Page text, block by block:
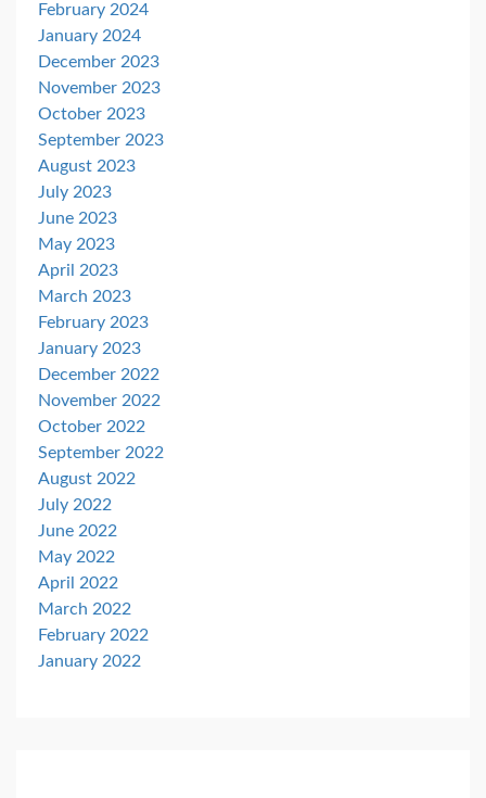
February 2024
January 2024
December 2023
November 2023
October 2023
September 2023
August 2023
July 2023
June 2023
May 2023
April 2023
March 2023
February 2023
January 2023
December 2022
November 2022
October 2022
September 2022
August 2022
July 2022
June 2022
May 2022
April 2022
March 2022
February 2022
January 2022